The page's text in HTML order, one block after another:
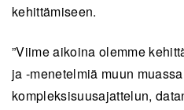
kehittämiseen.
”Viime aikoina olemme
ja -menetelmiä muun
kompleksisuusajattelun,